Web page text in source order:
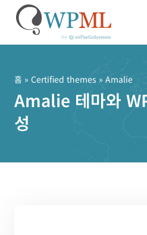
홈 » Certified themes » Amalie
Amalie 테마와
성